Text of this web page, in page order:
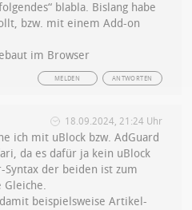
blabla. Bislang habe
bzw. mit einem Add-on
im Browser
ANTWORTEN
MELDEN
18.09.2024, 21:24 Uhr
ich mit uBlock bzw. AdGuard
da es dafür ja kein uBlock
Syntax der beiden ist zum
Gleiche.
beispielsweise Artikel-